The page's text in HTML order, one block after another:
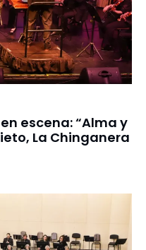
escena: “Alma y
La Chinganera